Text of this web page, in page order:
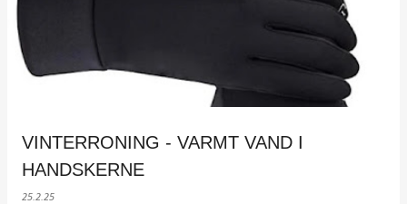
VINTERRONING - VARMT VAND I
HANDSKERNE
25.2.25